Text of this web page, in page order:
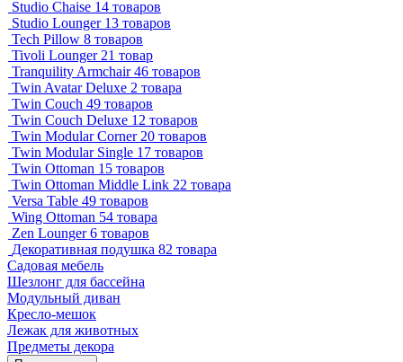
Studio Chaise 14 товаров
Studio Lounger 13 товаров
Tech Pillow 8 товаров
Tivoli Lounger 21 товар
Tranquility Armchair 46 товаров
Twin Avatar Deluxe 2 товара
Twin Couch 49 товаров
Twin Couch Deluxe 12 товаров
Twin Modular Corner 20 товаров
Twin Modular Single 17 товаров
Twin Ottoman 15 товаров
Twin Ottoman Middle Link 22 товара
Versa Table 49 товаров
Wing Ottoman 54 товара
Zen Lounger 6 товаров
Декоративная подушка 82 товара
Садовая мебель
Шезлонг для бассейна
Модульный диван
Кресло-мешок
Лежак для животных
Предметы декора